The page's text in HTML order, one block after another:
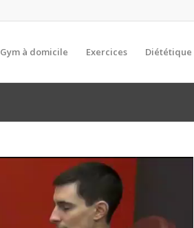
Gym à domicile Exercices Diététique